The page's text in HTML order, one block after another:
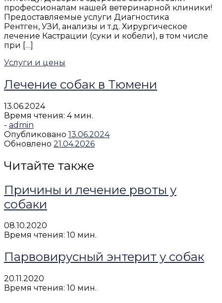
профессионалам нашей ветеринарной клиники!
Предоставляемые услуги Диагностика
Рентген, УЗИ, анализы и т.д. Хирургическое
лечение Кастрации (суки и кобели), в том числе
при […]
Услуги и цены
Лечение собак в Тюмени
13.06.2024
Время чтения: 4 мин.
- admin
Опубликовано 13.06.2024
Обновлено 21.04.2026
Читайте также
Причины и лечение рвоты у
собаки
08.10.2020
Время чтения: 10 мин.
Парвовирусный энтерит у собак
20.11.2020
Время чтения: 10 мин.